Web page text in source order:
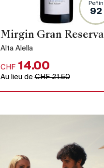
Peñin
92
Mirgin Gran Reserva
Alta Alella
CHF 14.00
Au lieu deCHF 21.50